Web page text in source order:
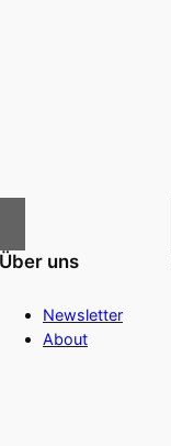
Über uns
Newsletter
About